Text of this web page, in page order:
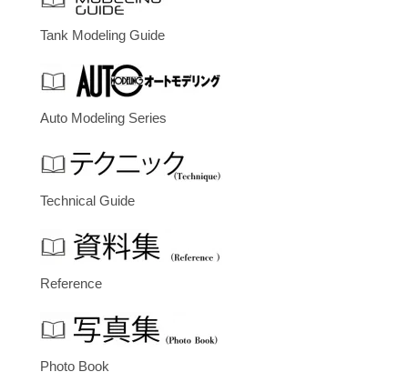
Tank Modeling Guide
Auto Modeling Series
Technical Guide
Reference
Photo Book